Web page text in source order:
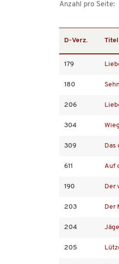
Anzahl pro Seite:
D-Verz. Titel
179
180
206
304
309 Das
611 Auf
190 Der
203 Der
204
205